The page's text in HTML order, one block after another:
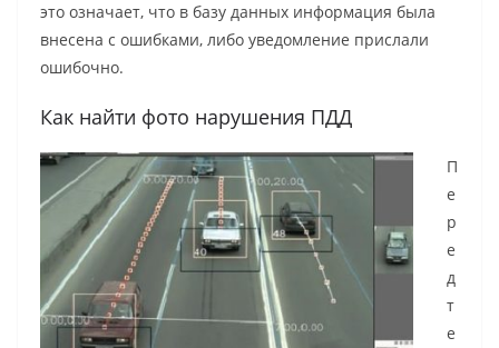
это означает, что в базу данных информация была
внесена с ошибками, либо уведомление прислали
ошибочно.
Как найти фото нарушения ПДД
П
е
р
е
д
т
е